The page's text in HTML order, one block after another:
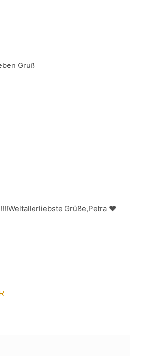
Gruß
Grüße,Petra ♥